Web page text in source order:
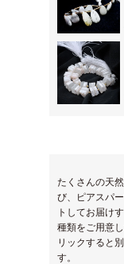
たくさんの天
び、ピアスパ
トしてお届け
種類をご用意
リックすると
す。